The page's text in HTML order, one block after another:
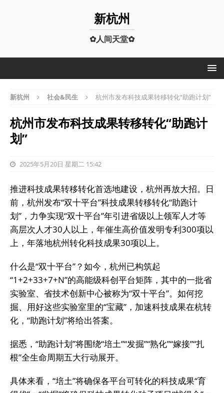
新杭州
✿人间天堂✿
新杭州 社会&民生 杭州市发布科技成果转移转化“助跑计划”
杭州市发布科技成果转移转化“助跑计
划”
2025年5月20日 星期二 15:42
推进科技成果转移转化首选地建设，杭州再放大招。日
前，杭州发布“双十平台”科技成果转移转化“助跑计
划”，力争实现“双十平台”年引进省级以上领军人才等
高层次人才30人以上，年催生高价值发明专利300项以
上，年落地杭州转化科技成果30项以上。
什么是“双十平台”？如今，杭州已构筑起
“1+2+33+7+N”的高能级科创平台矩阵，其中的一批省
实验室、省技术创新中心被称为“双十平台”。如何挖
掘、用好这些实验室里的“宝藏”，加速科技成果在杭转
化，“助跑计划”将给出答案。
据悉，“助跑计划”将围绕“培土”“发掘”“熟化”“嫁接”“扎
根”全生命周期五大行动展开。
具体来看，“培土”将确保各平台可转化的科技成果“育